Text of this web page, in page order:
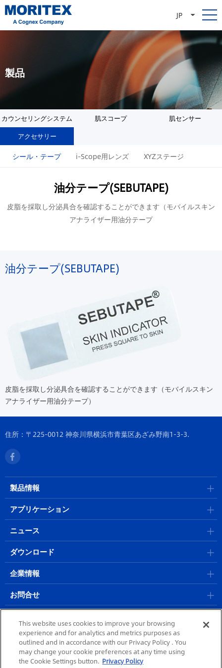
JP
製品
カウンセリングシステム 肌スコープ
肌センサー
アクセサリー
シール・テープ i-Scope用レンズ XYZステージ
油分テープ(SEBUTAPE)
皮脂を採取し分泌具合を確認することができます（モバイルスキン
アナライザー用油分テープ
油分テープ(SEBUTAPE)
皮脂を採取し分泌具合を確認することができます（モバイルスキン
アナライザー用油分テープ）
住所：〒225-0012 神奈川県横浜市青葉区あざみ野南1-3-3.
製品情報
アプリケーション
ニュース
ダウンロード
企業情報
お問合せ
サイトポリシー | プライバシーポリシー | 個人情報保護方針
MORITEX Corporation
This website uses cookies to improve your browsing
experience and for analytics and metrics purposes as
outlined and in accordance with our Privacy Policy . You
may change your cookie preferences at any time using
the Cookie Settings button. Privacy Policy